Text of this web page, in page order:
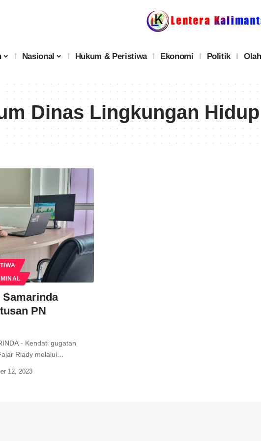
Nasional Hukum & Peristiwa Ekonomi Politik
Dinas Lingkungan
Samarinda
PN
- Kendati gugatan
Riady melalui…
12, 2023